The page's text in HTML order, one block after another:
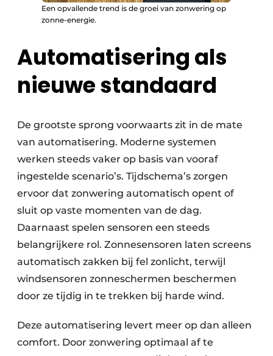
Een opvallende trend is de groei van zonwering op
zonne-energie.
Automatisering als
nieuwe standaard
De grootste sprong voorwaarts zit in de mate
van automatisering. Moderne systemen
werken steeds vaker op basis van vooraf
ingestelde scenario’s. Tijdschema’s zorgen
ervoor dat zonwering automatisch opent of
sluit op vaste momenten van de dag.
Daarnaast spelen sensoren een steeds
belangrijkere rol. Zonnesensoren laten screens
automatisch zakken bij fel zonlicht, terwijl
windsensoren zonneschermen beschermen
door ze tijdig in te trekken bij harde wind.
Deze automatisering levert meer op dan alleen
comfort. Door zonwering optimaal af te